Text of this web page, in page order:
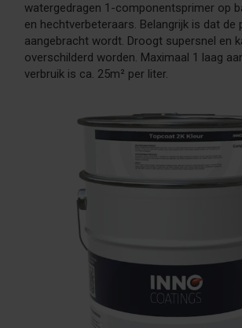
watergedragen 1-componentsprimer op
en hechtverbeteraars. Belangrijk is dat de
aangebracht wordt. Droogt supersnel en
overschilderd worden. Maximaal 1 laag
verbruik is ca. 25m² per liter.